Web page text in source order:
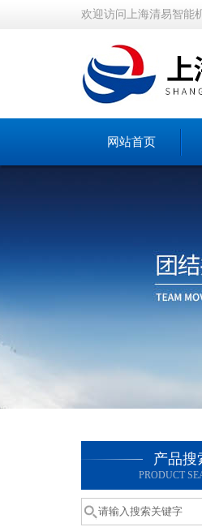
欢迎访问上海清易智能
网站首页
产品搜
PRODUCT